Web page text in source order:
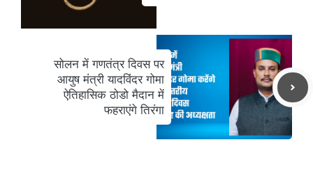
सोलन में गणतंत्र दिवस पर
आयुष मंत्री यादविंदर गोमा
ऐतिहासिक ठोडो मैदान में
फहराएंगे तिरंगा